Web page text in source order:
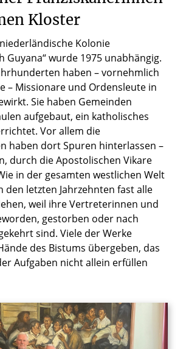
Kloster
Kolonie
Guyana“ wurde 1975 unabhängig.
haben – vornehmlich
– Missionare und Ordensleute in
Sie haben Gemeinden
aufgebaut, ein katholisches
Vor allem die
haben dort Spuren hinterlassen –
durch die Apostolischen Vikare
in der gesamten westlichen Welt
den letzten Jahrzehnten fast alle
weil ihre Vertreterinnen und
gestorben oder nach
sind. Viele der Werke
des Bistums übergeben, das
Aufgaben nicht allein erfüllen